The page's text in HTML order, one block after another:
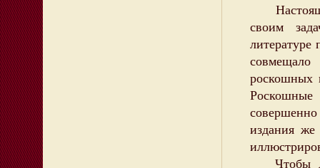
своим
литературе
роскошных
издания
Чтобы